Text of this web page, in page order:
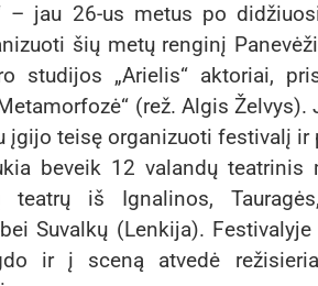
– jau 26-us metus po
šių metų renginį
studijos „Arielis“ aktoriai,
(rež. Algis
įgijo teisę organizuoti festivalį ir
beveik 12 valandų
teatrų iš Ignalinos,
Suvalkų (Lenkija).
ir į sceną atvedė